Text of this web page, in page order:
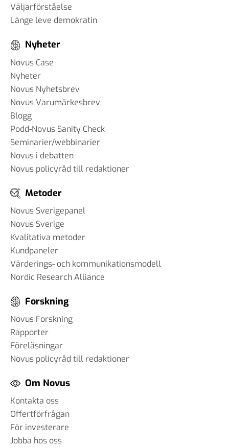
Väljarförståelse
Länge leve demokratin
Nyheter
Novus Case
Nyheter
Novus Nyhetsbrev
Novus Varumärkesbrev
Blogg
Podd-Novus Sanity Check
Seminarier/webbinarier
Novus i debatten
Novus policyråd till redaktioner
Metoder
Novus Sverigepanel
Novus Sverige
Kvalitativa metoder
Kundpaneler
Värderings- och kommunikationsmodell
Nordic Research Alliance
Forskning
Novus Forskning
Rapporter
Föreläsningar
Novus policyråd till redaktioner
Om Novus
Kontakta oss
Offertförfrågan
För investerare
Jobba hos oss